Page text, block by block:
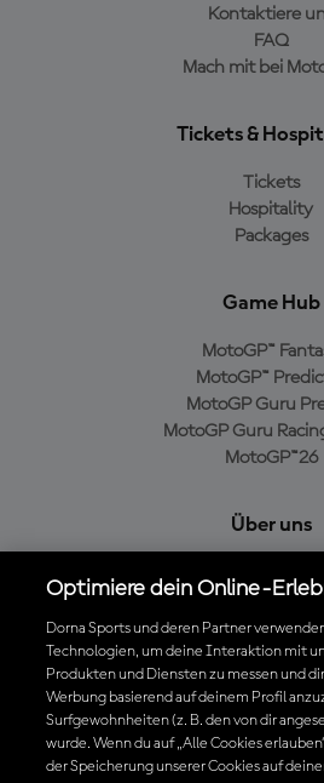
Kontaktiere
FAQ
Mach mit bei
Tickets &
Tickets
Hospitality
Packages
Game Hub
MotoGP™
MotoGP™
MotoGP Guru
MotoGP Guru
MotoGP™26
Über uns
Cookie-
Kaufrichtlinie
Optimiere dein Online-
Dorna Sports und deren Partner
Technologien, um deine Interaktion mit
Produkten und Diensten zu messen und
Werbung basierend auf deinem Profil
Surfgewohnheiten (z. B. den von dir
wurde. Wenn du auf „Alle Cookies
der Speicherung unserer Cookies auf